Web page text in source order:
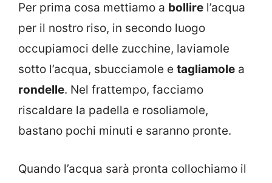
Per prima cosa mettiamo a bollire l’acqua
per il nostro riso, in secondo luogo
occupiamoci delle zucchine, laviamole
sotto l’acqua, sbucciamole e tagliamole a
rondelle. Nel frattempo, facciamo
riscaldare la padella e rosoliamole,
bastano pochi minuti e saranno pronte.
Quando l’acqua sarà pronta collochiamo il